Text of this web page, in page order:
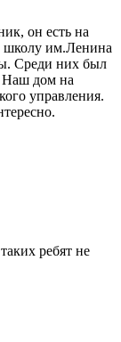
он есть на
школу им.Ленина
Среди них был
Наш дом на
управления.
ребят не